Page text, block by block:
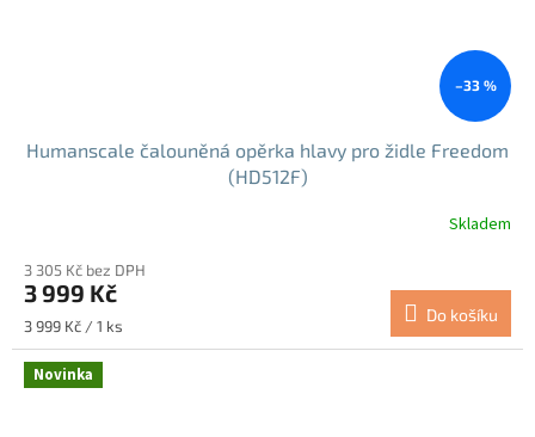
–33 %
Humanscale čalouněná opěrka hlavy pro židle Freedom
(HD512F)
Skladem
3 305 Kč bez DPH
3 999 Kč
Měrná
cena:
3 999 Kč / 1 ks
Do košíku
Novinka